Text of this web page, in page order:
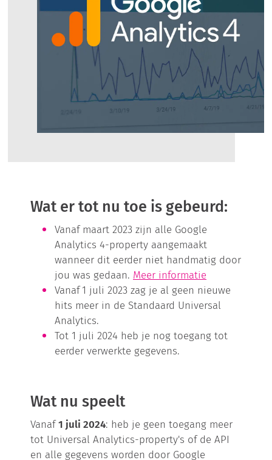
Wat er tot nu toe is gebeurd:
Vanaf maart 2023 zijn alle Google
Analytics 4-property aangemaakt
wanneer dit eerder niet handmatig door
jou was gedaan. Meer informatie
Vanaf 1 juli 2023 zag je al geen nieuwe
hits meer in de Standaard Universal
Analytics.
Tot 1 juli 2024 heb je nog toegang tot
eerder verwerkte gegevens.
Wat nu speelt
Vanaf1 juli 2024: heb je geen toegang meer
tot Universal Analytics-property's of de API
en alle gegevens worden door Google